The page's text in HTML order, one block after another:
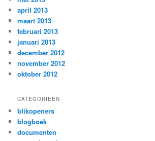
april 2013
maart 2013
februari 2013
januari 2013
december 2012
november 2012
oktober 2012
CATEGORIEËN
blikopeners
blogboek
documenten